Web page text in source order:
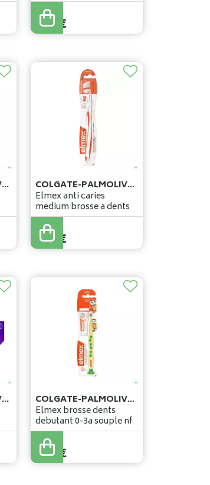
5,49 €
COLGATE-PALMOLIVE BELGIUM COLGATE-PALMOLIVE BELGIUM
Elmex anti caries
medium brosse a dents
5,99 €
COLGATE-PALMOLIVE BELGIUM COLGATE-PALMOLIVE BELGIUM
Elmex brosse dents
debutant 0-3a souple nf
6,52 €